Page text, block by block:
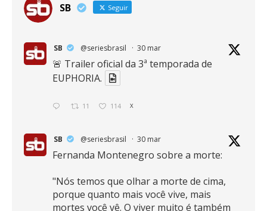
SB Seguir
SB @seriesbrasil · 30 mar
🚨 Trailer oficial da 3ª temporada de
EUPHORIA.
11 114 X
SB @seriesbrasil · 30 mar
Fernanda Montenegro sobre a morte:
"Nós temos que olhar a morte de cima,
porque quanto mais você vive, mais
mortes você vê. O viver muito é também